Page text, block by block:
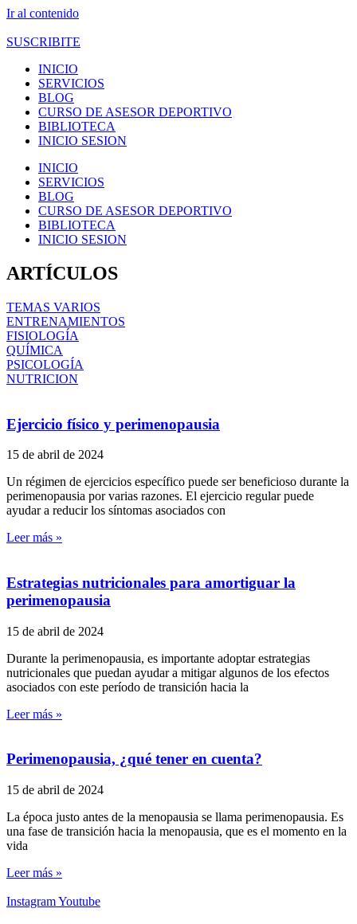
Ir al contenido
SUSCRIBITE
INICIO
SERVICIOS
BLOG
CURSO DE ASESOR DEPORTIVO
BIBLIOTECA
INICIO SESION
INICIO
SERVICIOS
BLOG
CURSO DE ASESOR DEPORTIVO
BIBLIOTECA
INICIO SESION
ARTÍCULOS
TEMAS VARIOS
ENTRENAMIENTOS
FISIOLOGÍA
QUÍMICA
PSICOLOGÍA
NUTRICION
Ejercicio físico y perimenopausia
15 de abril de 2024
Un régimen de ejercicios específico puede ser beneficioso durante la
perimenopausia por varias razones. El ejercicio regular puede
ayudar a reducir los síntomas asociados con
Leer más »
Estrategias nutricionales para amortiguar la
perimenopausia
15 de abril de 2024
Durante la perimenopausia, es importante adoptar estrategias
nutricionales que puedan ayudar a mitigar algunos de los efectos
asociados con este período de transición hacia la
Leer más »
Perimenopausia, ¿qué tener en cuenta?
15 de abril de 2024
La época justo antes de la menopausia se llama perimenopausia. Es
una fase de transición hacia la menopausia, que es el momento en la
vida
Leer más »
InstagramYoutube